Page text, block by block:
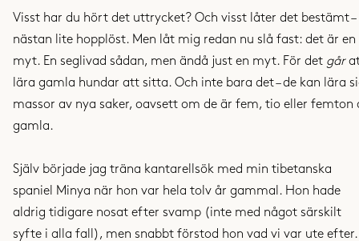
Visst har du hört det uttrycket? Och visst låter det bestämt –
nästan lite hopplöst. Men låt mig redan nu slå fast: det är en
myt. En seglivad sådan, men ändå just en myt. För det går
lära gamla hundar att sitta. Och inte bara det – de kan lära
massor av nya saker, oavsett om de är fem, tio eller femton
gamla.
Själv började jag träna kantarellsök med min tibetanska
spaniel Minya när hon var hela tolv år gammal. Hon hade
aldrig tidigare nosat efter svamp (inte med något särskilt
syfte i alla fall), men snabbt förstod hon vad vi var ute efter.